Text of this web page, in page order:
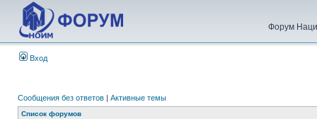
Форум
Вход
Сообщения без ответов | Активные темы
Список форумов